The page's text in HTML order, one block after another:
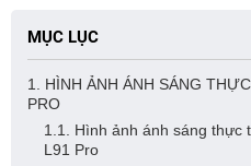
MỤC LỤC
1. HÌNH ẢNH ÁNH SÁNG
PRO
1.1. Hình ảnh ánh sáng thực
L91 Pro